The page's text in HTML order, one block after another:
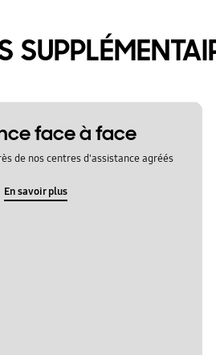
face à face
de nos centres d'assistance agréés
En savoir plus